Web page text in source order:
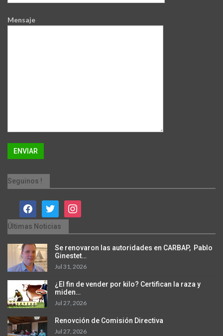
Mensaje
Seguinos !
facebooktwitter instagram
Últimas Noticias
Se renovaron las autoridades en CARBAP, Pablo
Ginestet…
Jul 31, 2026
¿El fin de vender por kilo? Certifican la raza y
miden…
Jul 27, 2026
Renovción de Comisión Directiva
Jul 27, 2026